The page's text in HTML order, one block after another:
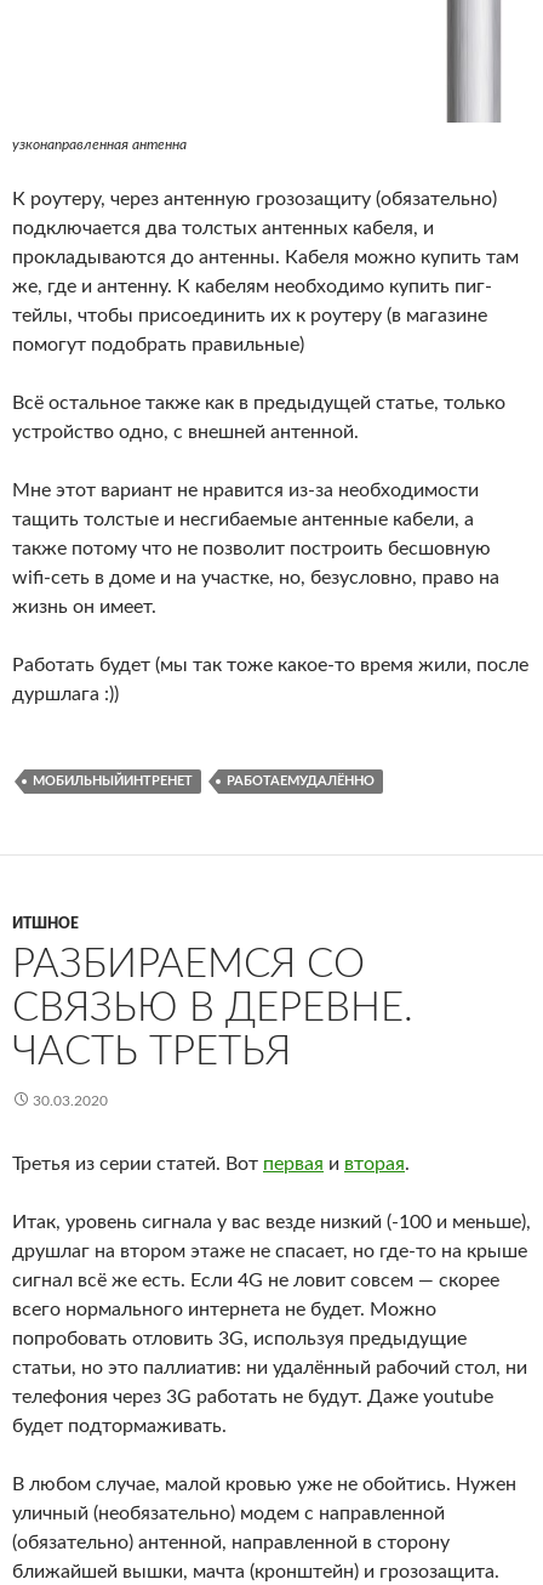
узконаправленная антенна
К роутеру, через антенную грозозащиту (обязательно)
подключается два толстых антенных кабеля, и
прокладываются до антенны. Кабеля можно купить там
же, где и антенну. К кабелям необходимо купить пиг-
тейлы, чтобы присоединить их к роутеру (в магазине
помогут подобрать правильные)
Всё остальное также как в предыдущей статье, только
устройство одно, с внешней антенной.
Мне этот вариант не нравится из-за необходимости
тащить толстые и несгибаемые антенные кабели, а
также потому что не позволит построить бесшовную
wifi-сеть в доме и на участке, но, безусловно, право на
жизнь он имеет.
Работать будет (мы так тоже какое-то время жили, после
дуршлага :))
МОБИЛЬНЫЙИНТРЕНЕТ РАБОТАЕМУДАЛЁННО
ИТШНОЕ
РАЗБИРАЕМСЯ СО
СВЯЗЬЮ В ДЕРЕВНЕ.
ЧАСТЬ ТРЕТЬЯ
30.03.2020
Третья из серии статей. Вот первая и вторая.
Итак, уровень сигнала у вас везде низкий (-100 и меньше),
друшлаг на втором этаже не спасает, но где-то на крыше
сигнал всё же есть. Если 4G не ловит совсем — скорее
всего нормального интернета не будет. Можно
попробовать отловить 3G, используя предыдущие
статьи, но это паллиатив: ни удалённый рабочий стол, ни
телефония через 3G работать не будут. Даже youtube
будет подтормаживать.
В любом случае, малой кровью уже не обойтись. Нужен
уличный (необязательно) модем с направленной
(обязательно) антенной, направленной в сторону
ближайшей вышки, мачта (кронштейн) и грозозащита.